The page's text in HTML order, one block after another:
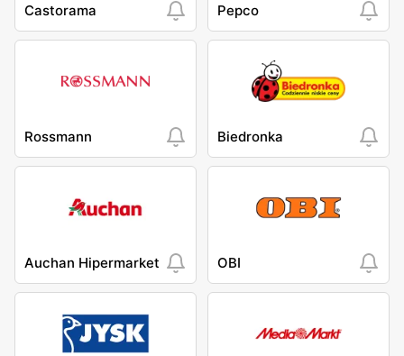
Castorama Pepco
Rossmann Biedronka
Auchan Hipermarket OBI